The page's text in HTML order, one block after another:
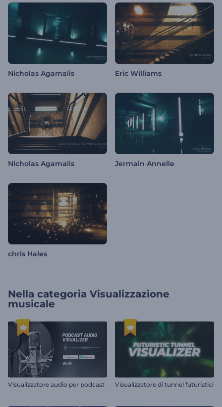
Nicholas Agamalis Eric Williams
Nicholas Agamalis Jermain Annelle
chris Hales
Nella categoria Visualizzazione
musicale
Visualizzatore audio per podcast Visualizzatore di tunnel futuristici